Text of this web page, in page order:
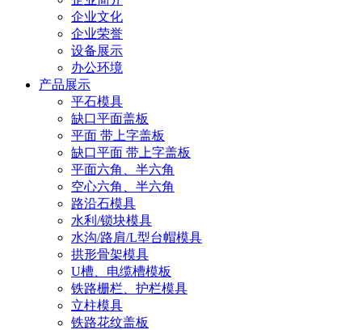
企业文化
企业荣誉
设备展示
办公环境
产品展示
平石模具
缺口平面盖板
平面 带上字盖板
缺口平面 带上字盖板
平面六角、半六角
空心六角、半六角
路沿石模具
水利/锁块模具
水沟/路肩/L型台帽模具
拱形骨架模具
U槽、电缆槽模板
铁路栅栏、护栏模具
立柱模具
铁路花纹盖板